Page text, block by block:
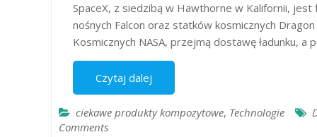
SpaceX, z siedzibą w Hawthorne w Kalifornii,
nośnych Falcon oraz statków kosmicznych
Kosmicznych NASA, przejmą dostawę ładunku,
Czytaj dalej
ciekawe produkty kompozytowe, Technologie
Comments